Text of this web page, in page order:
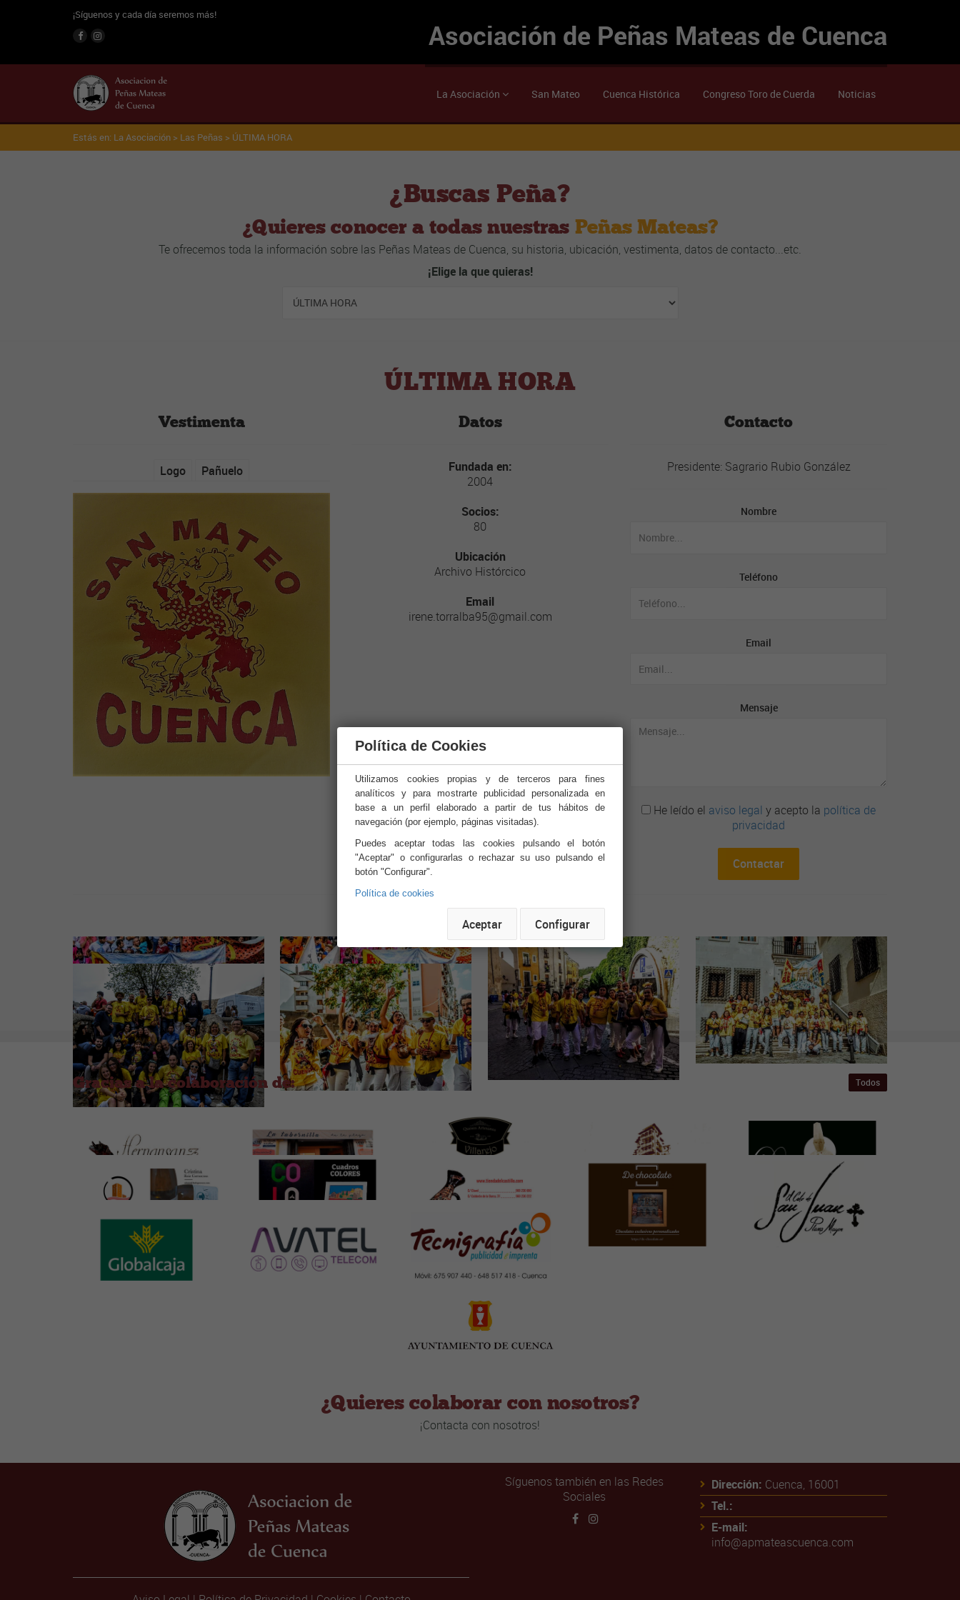
¡Síguenos y cada día seremos más!
Asociación de Peñas Mateas de Cuenca
La Asociación San Mateo Cuenca Histórica Congreso Toro de Cuerda Noticias
Estás en: La Asociación > Las Peñas > ÚLTIMA HORA
¿Buscas Peña?
¿Quieres conocer a todas nuestrasPeñas Mateas?
Te ofrecemos toda la información sobre las Peñas Mateas de Cuenca, su historia, ubicación, vestimenta, datos de contacto...etc.
¡Elige la que quieras!
ÚLTIMA HORA
Vestimenta
Logo Pañuelo
Datos
Fundada en:
2004
Socios:
80
Ubicación
Archivo Histórcico
Email
irene.torralba95@gmail.com
Contacto
Presidente: Sagrario Rubio González
Nombre
Teléfono
Email
Mensaje
He leído el aviso legal y acepto la política de
privacidad
Contactar
Fotos
ÚLTIMA HORA
ÚLTIMA HORA
ÚLTIMA HORA
ÚLTIMA HORA
Gracias a la colaboración de: Todos
¿Quieres colaborar con nosotros?
¡Contacta con nosotros!
Síguenos también en las Redes
Sociales
Dirección: Cuenca, 16001
Tel.:
E-mail:
info@apmateascuenca.com
Política de Cookies
Utilizamos cookies propias y de terceros para fines
analíticos y para mostrarte publicidad personalizada en
base a un perfil elaborado a partir de tus hábitos de
navegación (por ejemplo, páginas visitadas).
Puedes aceptar todas las cookies pulsando el botón
"Aceptar" o configurarlas o rechazar su uso pulsando el
botón "Configurar".
Política de cookies
Aceptar Configurar